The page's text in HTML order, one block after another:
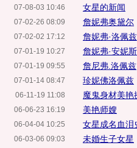
07-08-03 10:46
07-02-26 08:09
07-02-02 17:12
07-01-19 10:27
07-01-19 09:55
07-01-14 08:47
06-11-19 11:08
06-06-23 16:19
06-04-04 10:25
06-03-06 09:03
女星的新闻
詹妮弗奥黛尔
詹妮弗·洛佩兹
詹妮弗·安妮
詹尼弗.洛佩兹
珍妮佛洛佩兹
魔鬼身材美艳
美艳师嫂
女星成名血泪
未婚生子女星